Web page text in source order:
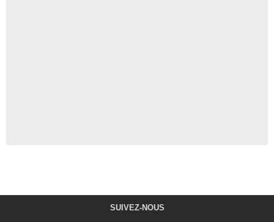
SUIVEZ-NOUS